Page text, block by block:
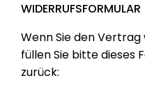
WIDERRUFSFORMULAR
Wenn Sie den
füllen Sie bitte dieses
zurück: